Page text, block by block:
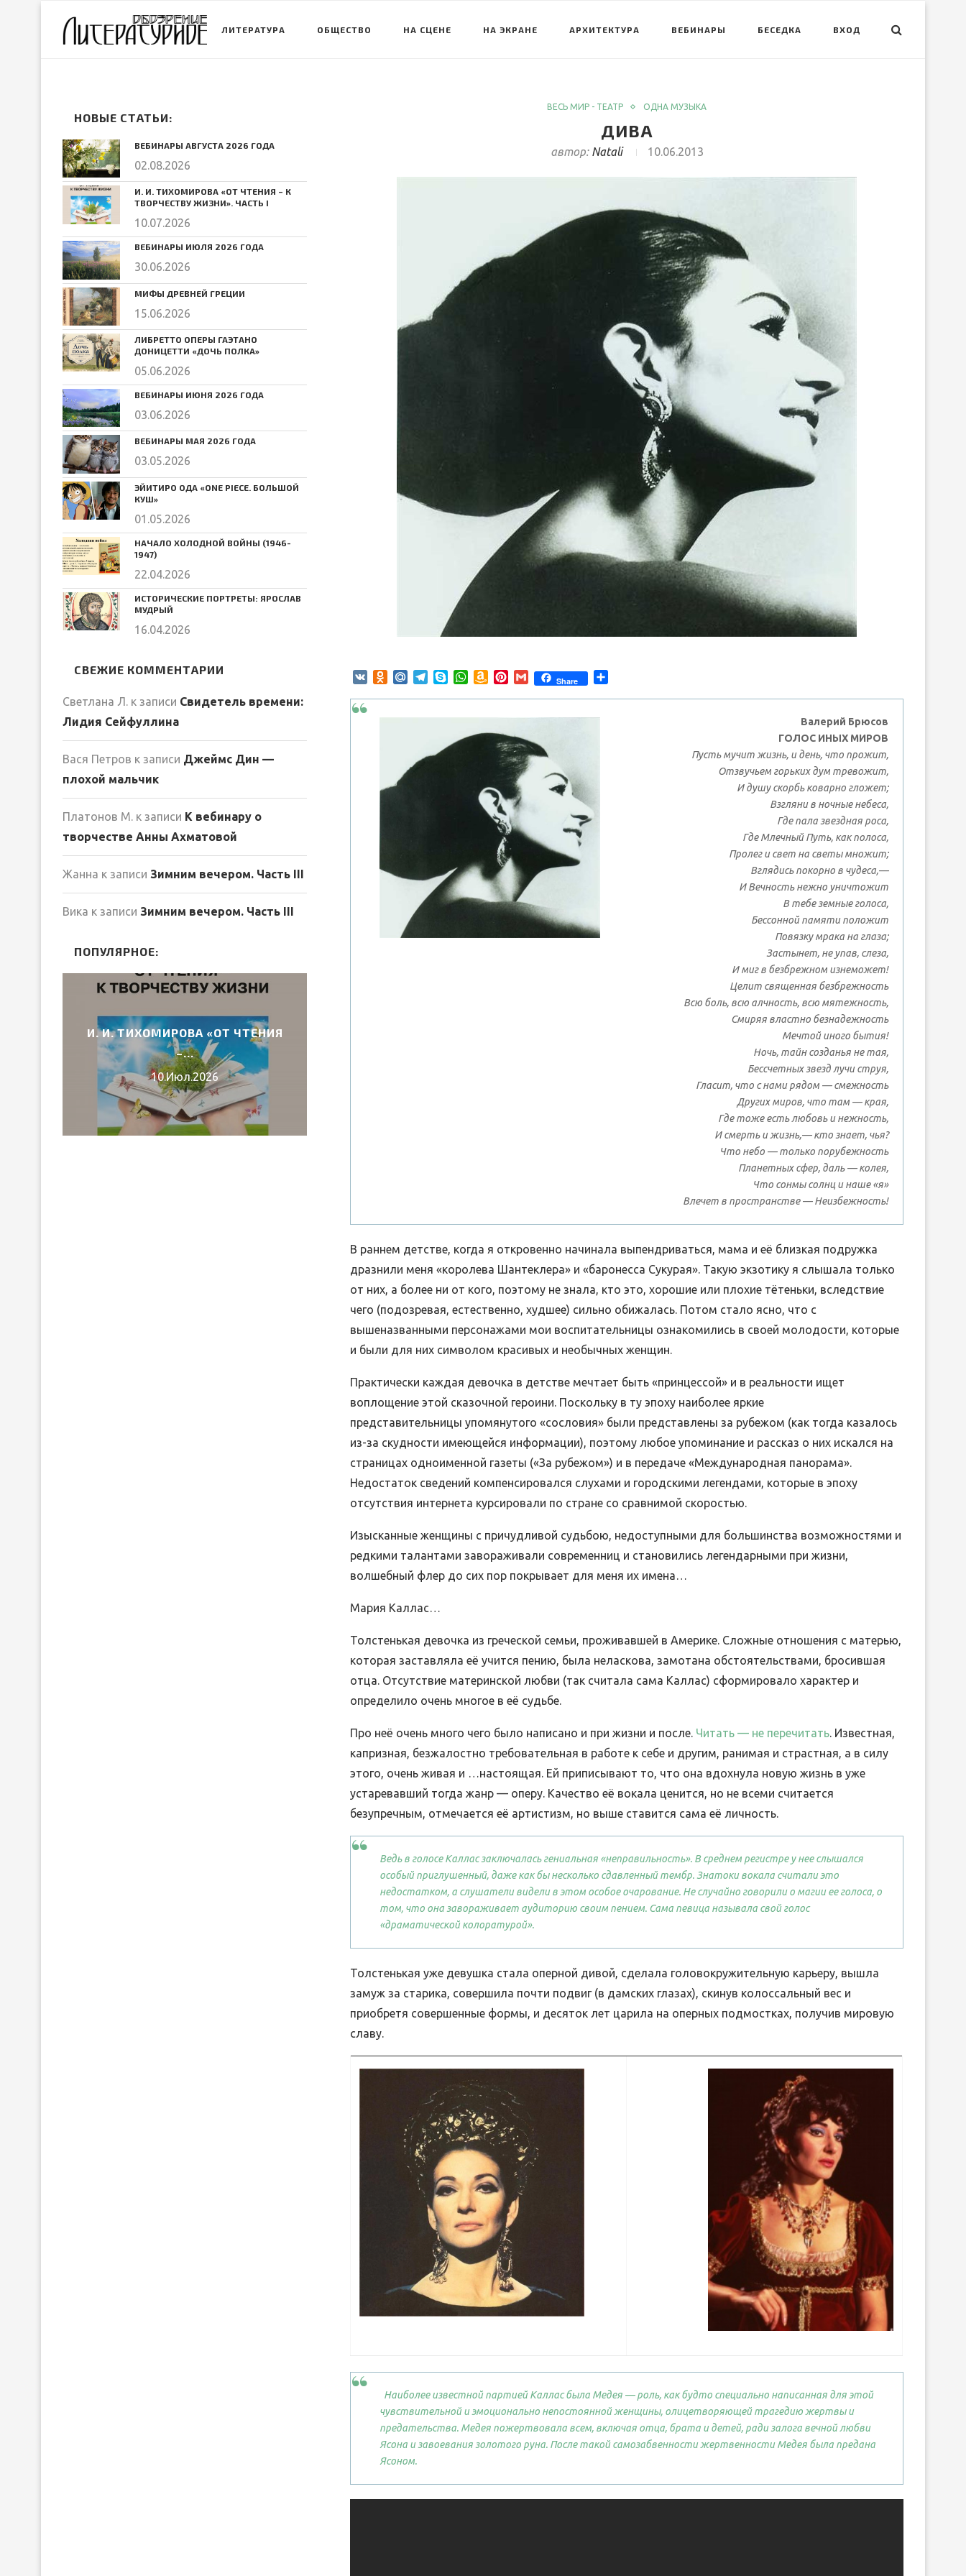
ЛИТЕРАТУРА ОБЩЕСТВО НА СЦЕНЕ НА ЭКРАНЕ АРХИТЕКТУРА ВЕБИНАРЫ БЕСЕДКА ВХОД
ВЕСЬ МИР - ТЕАТР ОДНА МУЗЫКА
ДИВА
автор: Natali 10.06.2013
VK Odnoklassniki
Mail.RuTelegram
SkypeWhatsApp
AmazonPinterest
GmailShare
Валерий Брюсов
ГОЛОС ИНЫХ МИРОВ
Пусть мучит жизнь, и день, что прожит,
Отзвучьем горьких дум тревожит,
И душу скорбь коварно гложет;
Взгляни в ночные небеса,
Где пала звездная роса,
Где Млечный Путь, как полоса,
Пролег и свет на светы множит;
Вглядись покорно в чудеса,—
И Вечность нежно уничтожит
В тебе земные голоса,
Бессонной памяти положит
Повязку мрака на глаза;
Застынет, не упав, слеза,
И миг в безбрежном изнеможет!
Целит священная безбрежность
Всю боль, всю алчность, всю мятежность,
Смиряя властно безнадежность
Мечтой иного бытия!
Ночь, тайн созданья не тая,
Бессчетных звезд лучи струя,
Гласит, что с нами рядом — смежность
Других миров, что там — края,
Где тоже есть любовь и нежность,
И смерть и жизнь,— кто знает, чья?
Что небо — только порубежность
Планетных сфер, даль — колея,
Что сонмы солнц и наше «я»
Влечет в пространстве — Неизбежность!
В раннем детстве, когда я откровенно начинала выпендриваться, мама и её близкая подружка
дразнили меня «королева Шантеклера» и «баронесса Сукурая». Такую экзотику я слышала только
от них, а более ни от кого, поэтому не знала, кто это, хорошие или плохие тётеньки, вследствие
чего (подозревая, естественно, худшее) сильно обижалась. Потом стало ясно, что с
вышеназванными персонажами мои воспитательницы ознакомились в своей молодости, которые
и были для них символом красивых и необычных женщин.
Практически каждая девочка в детстве мечтает быть «принцессой» и в реальности ищет
воплощение этой сказочной героини. Поскольку в ту эпоху наиболее яркие
представительницы упомянутого «сословия» были представлены за рубежом (как тогда казалось
из-за скудности имеющейся информации), поэтому любое упоминание и рассказ о них искался на
страницах одноименной газеты («За рубежом») и в передаче «Международная панорама».
Недостаток сведений компенсировался слухами и городскими легендами, которые в эпоху
отсутствия интернета курсировали по стране со сравнимой скоростью.
Изысканные женщины с причудливой судьбою, недоступными для большинства возможностями и
редкими талантами завораживали современниц и становились легендарными при жизни,
волшебный флер до сих пор покрывает для меня их имена…
Мария Каллас…
Толстенькая девочка из греческой семьи, проживавшей в Америке. Сложные отношения с матерью,
которая заставляла её учится пению, была неласкова, замотана обстоятельствами, бросившая
отца. Отсутствие материнской любви (так считала сама Каллас) сформировало характер и
определило очень многое в её судьбе.
Про неё очень много чего было написано и при жизни и после. Читать — не перечитать. Известная,
капризная, безжалостно требовательная в работе к себе и другим, ранимая и страстная, а в силу
этого, очень живая и …настоящая. Ей приписывают то, что она вдохнула новую жизнь в уже
устаревавший тогда жанр — оперу. Качество её вокала ценится, но не всеми считается
безупречным, отмечается её артистизм, но выше ставится сама её личность.
Ведь в голосе Каллас заключалась гениальная «неправильность». В среднем регистре у нее слышался
особый приглушенный, даже как бы несколько сдавленный тембр. Знатоки вокала считали это
недостатком, а слушатели видели в этом особое очарование. Не случайно говорили о магии ее голоса, о
том, что она завораживает аудиторию своим пением. Сама певица называла свой голос
«драматической колоратурой».
Толстенькая уже девушка стала оперной дивой, сделала головокружительную карьеру, вышла
замуж за старика, совершила почти подвиг (в дамских глазах), скинув колоссальный вес и
приобретя совершенные формы, и десяток лет царила на оперных подмостках, получив мировую
славу.
Наиболее известной партией Каллас была Медея — роль, как будто специально написанная для этой
чувствительной и эмоционально непостоянной женщины, олицетворяющей трагедию жертвы и
предательства. Медея пожертвовала всем, включая отца, брата и детей, ради залога вечной любви
Ясона и завоевания золотого руна. После такой самозабвенности жертвенности Медея была предана
Ясоном.
НОВЫЕ СТАТЬИ:
ВЕБИНАРЫ АВГУСТА 2026 ГОДА
02.08.2026
И. И. ТИХОМИРОВА «ОТ ЧТЕНИЯ – К
ТВОРЧЕСТВУ ЖИЗНИ». ЧАСТЬ I
10.07.2026
ВЕБИНАРЫ ИЮЛЯ 2026 ГОДА
30.06.2026
МИФЫ ДРЕВНЕЙ ГРЕЦИИ
15.06.2026
ЛИБРЕТТО ОПЕРЫ ГАЭТАНО
ДОНИЦЕТТИ «ДОЧЬ ПОЛКА»
05.06.2026
ВЕБИНАРЫ ИЮНЯ 2026 ГОДА
03.06.2026
ВЕБИНАРЫ МАЯ 2026 ГОДА
03.05.2026
ЭЙИТИРО ОДА «ONE PIECE. БОЛЬШОЙ
КУШ»
01.05.2026
НАЧАЛО ХОЛОДНОЙ ВОЙНЫ (1946-
1947)
22.04.2026
ИСТОРИЧЕСКИЕ ПОРТРЕТЫ: ЯРОСЛАВ
МУДРЫЙ
16.04.2026
СВЕЖИЕ КОММЕНТАРИИ
Светлана Л. к записи Свидетель времени:
Лидия Сейфуллина
Вася Петров к записи Джеймс Дин —
плохой мальчик
Платонов М. к записи К вебинару о
творчестве Анны Ахматовой
Жанна к записи Зимним вечером. Часть III
Вика к записи Зимним вечером. Часть III
ПОПУЛЯРНОЕ:
И. И. ТИХОМИРОВА «ОТ ЧТЕНИЯ
–...
10.Июл.2026
ЛИБРЕТТО ОПЕРЫ
ДОНИЦЕТТИ «ДОЧЬ
05.Июн.2026